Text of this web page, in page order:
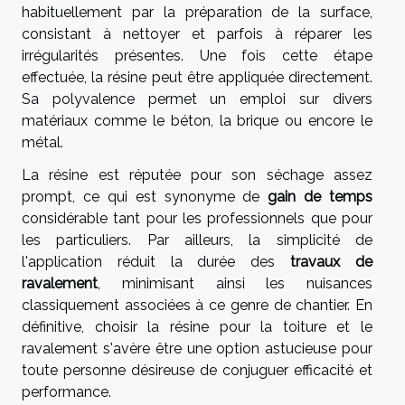
habituellement par la préparation de la surface,
consistant à nettoyer et parfois à réparer les
irrégularités présentes. Une fois cette étape
effectuée, la résine peut être appliquée directement.
Sa polyvalence permet un emploi sur divers
matériaux comme le béton, la brique ou encore le
métal.
La résine est réputée pour son séchage assez
prompt, ce qui est synonyme degain de temps
considérable tant pour les professionnels que pour
les particuliers. Par ailleurs, la simplicité de
l'application réduit la durée destravaux de
ravalement, minimisant ainsi les nuisances
classiquement associées à ce genre de chantier. En
définitive, choisir la résine pour la toiture et le
ravalement s'avère être une option astucieuse pour
toute personne désireuse de conjuguer efficacité et
performance.